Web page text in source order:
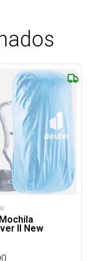
II New